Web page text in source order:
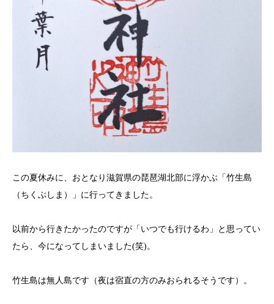
この夏休みに、おとなり滋賀県の琵琶湖北部に浮かぶ「竹生島
（ちくぶしま）」に行ってきました。
以前から行きたかったのですが「いつでも行けるわ」と思ってい
たら、今になってしまいました(笑)。
竹生島は無人島です（夜は宿直の方のみおられるそうです）。